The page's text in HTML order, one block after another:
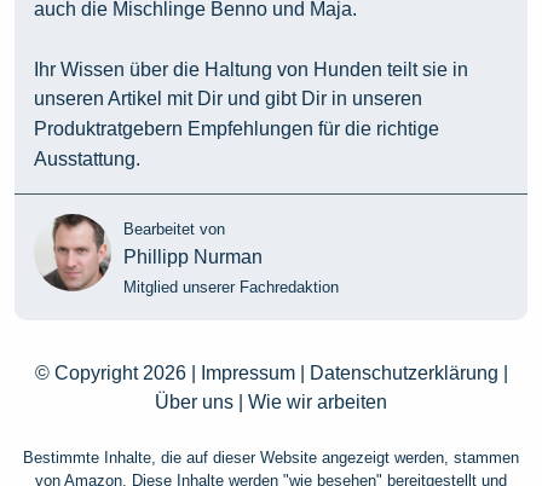
auch die Mischlinge Benno und Maja.
Ihr Wissen über die Haltung von Hunden teilt sie in
unseren Artikel mit Dir und gibt Dir in unseren
Produktratgebern Empfehlungen für die richtige
Ausstattung.
Bearbeitet von
Phillipp Nurman
Mitglied unserer Fachredaktion
© Copyright 2026 | Impressum| Datenschutzerklärung
Über uns
Wie wir arbeiten
Bestimmte Inhalte, die auf dieser Website angezeigt werden, stammen
von Amazon. Diese Inhalte werden "wie besehen" bereitgestellt und